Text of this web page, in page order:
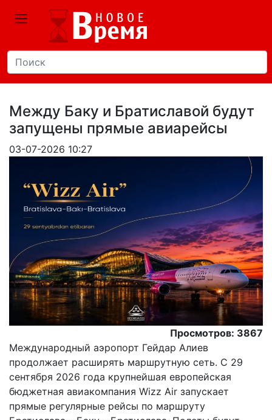
Между Баку и Братиславой будут
запущены прямые авиарейсы
03-07-2026 10:27
Просмотров: 3867
Международный аэропорт Гейдар Алиев
продолжает расширять маршрутную сеть. С 29
сентября 2026 года крупнейшая европейская
бюджетная авиакомпания Wizz Air запускает
прямые регулярные рейсы по маршруту